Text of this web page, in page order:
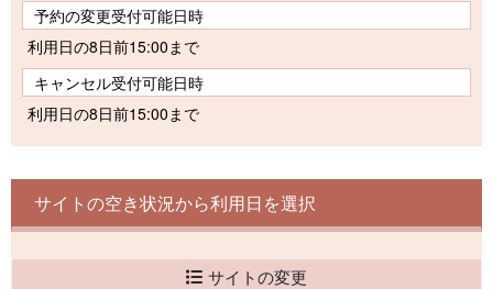
予約の変更受付可能日時
利用日の8日前15:00まで
キャンセル受付可能日時
利用日の8日前15:00まで
サイトの空き状況から利用日を選択
サイトの変更